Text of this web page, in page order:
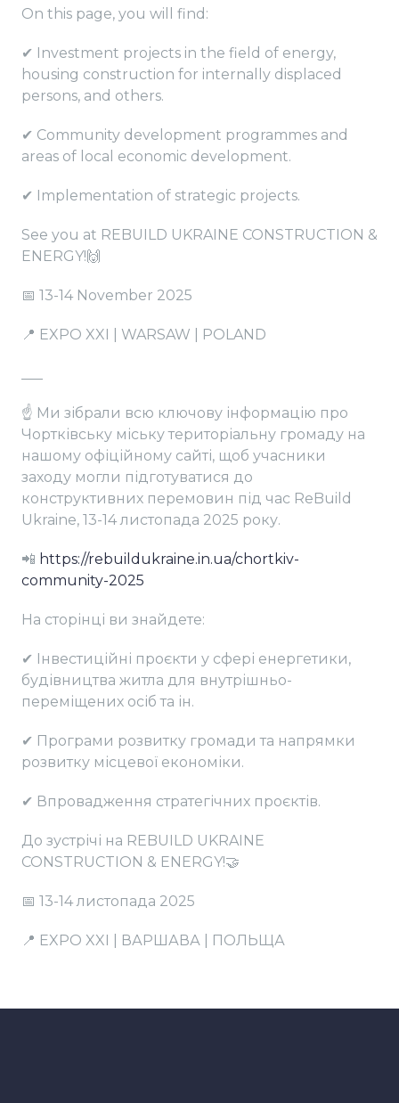
On this page, you will find:
✔ Investment projects in the field of energy,
housing construction for internally displaced
persons, and others.
✔ Community development programmes and
areas of local economic development.
✔ Implementation of strategic projects.
See you at REBUILD UKRAINE CONSTRUCTION &
ENERGY!🙌
📅 13-14 November 2025
📍 EXPO XXI | WARSAW | POLAND
☝️ Ми зібрали всю ключову інформацію про
Чортківську міську територіальну громаду на
нашому офіційному сайті, щоб учасники
заходу могли підготуватися до
конструктивних перемовин під час ReBuild
Ukraine, 13-14 листопада 2025 року.
📲 https://rebuildukraine.in.ua/chortkiv-
community-2025
На сторінці ви знайдете:
✔ Інвестиційні проєкти у сфері енергетики,
будівництва житла для внутрішньо-
переміщених осіб та ін.
✔ Програми розвитку громади та напрямки
розвитку місцевої економіки.
✔ Впровадження стратегічних проєктів.
До зустрічі на REBUILD UKRAINE
CONSTRUCTION & ENERGY!🤝
📅 13-14 листопада 2025
📍 EXPO XXI | ВАРШАВА | ПОЛЬЩА